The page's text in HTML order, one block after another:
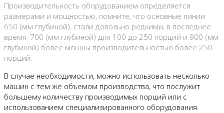
Производительность оборудованием определяется
размерами и мощностью, помните, что основные линии
650 (мм глубиной), стали довольно редкими, в последнее
время; 700 (мм глубиной) для 100 до 250 порций и 900 (мм
глубиной) более мощны производительностью более 250
порций.
В случае необходимости, можно использовать несколько
машин с тем же объемом производства, что послужит
большему количеству производимых порций или с
использованием специализированного оборудования.